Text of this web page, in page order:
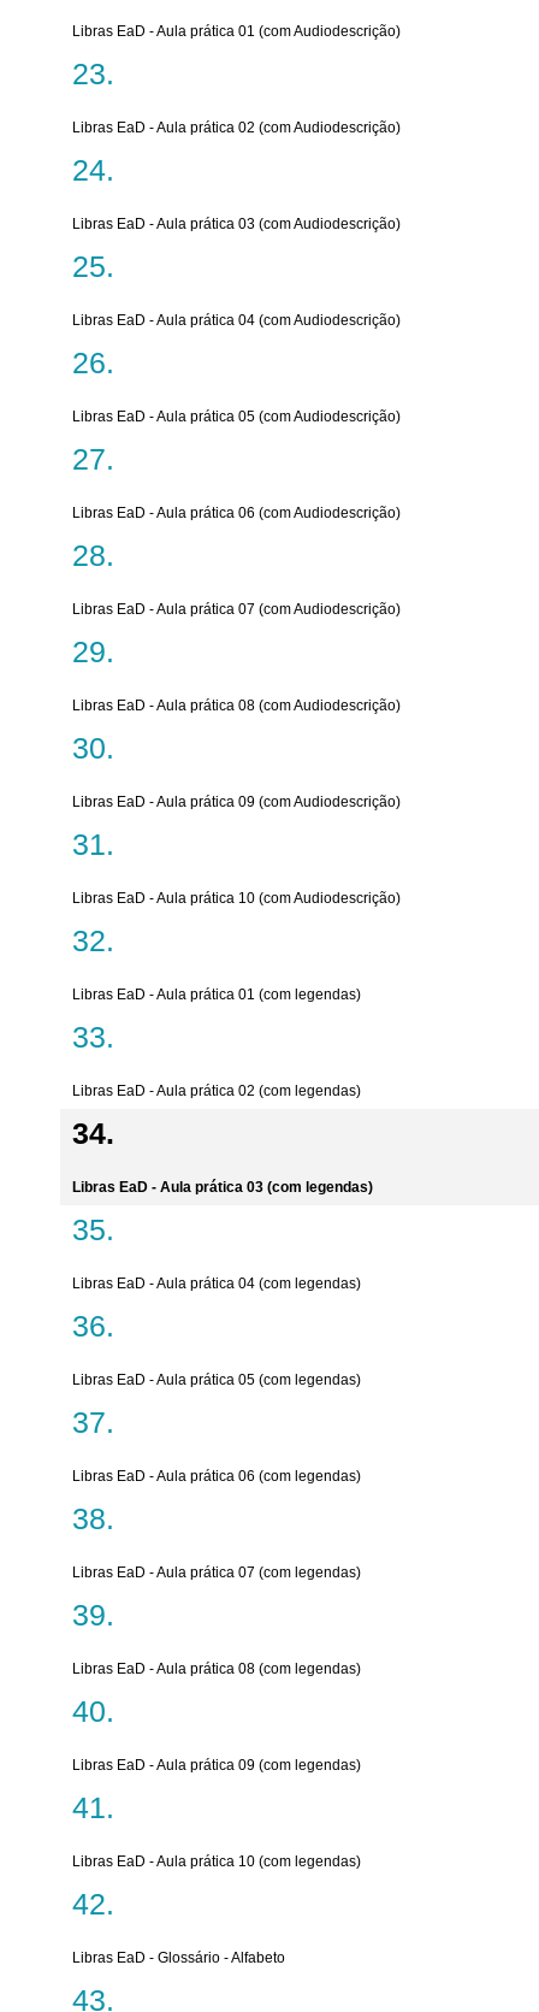
Libras EaD - Aula prática 01 (com Audiodescrição)
Libras EaD - Aula prática 02 (com Audiodescrição)
Libras EaD - Aula prática 03 (com Audiodescrição)
Libras EaD - Aula prática 04 (com Audiodescrição)
Libras EaD - Aula prática 05 (com Audiodescrição)
Libras EaD - Aula prática 06 (com Audiodescrição)
Libras EaD - Aula prática 07 (com Audiodescrição)
Libras EaD - Aula prática 08 (com Audiodescrição)
Libras EaD - Aula prática 09 (com Audiodescrição)
Libras EaD - Aula prática 10 (com Audiodescrição)
Libras EaD - Aula prática 01 (com legendas)
Libras EaD - Aula prática 02 (com legendas)
Libras EaD - Aula prática 03 (com legendas)
Libras EaD - Aula prática 04 (com legendas)
Libras EaD - Aula prática 05 (com legendas)
Libras EaD - Aula prática 06 (com legendas)
Libras EaD - Aula prática 07 (com legendas)
Libras EaD - Aula prática 08 (com legendas)
Libras EaD - Aula prática 09 (com legendas)
Libras EaD - Aula prática 10 (com legendas)
Libras EaD - Glossário - Alfabeto